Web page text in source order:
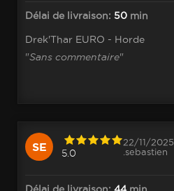
Délai de livraison: 50 min
Drek'Thar EURO - Horde
"Sans commentaire"
SE 5.0
22/11/2025
.sebastien
Délai de livraison: 44min